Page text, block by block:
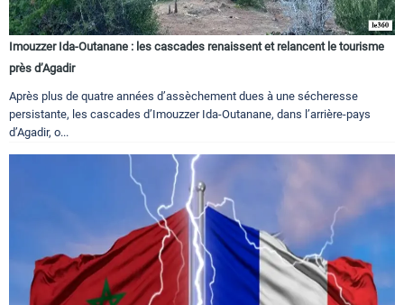
Imouzzer Ida-Outanane : les cascades renaissent et relancent le tourisme
près d’Agadir
Après plus de quatre années d’assèchement dues à une sécheresse
persistante, les cascades d’Imouzzer Ida-Outanane, dans l’arrière-pays
d’Agadir, o...